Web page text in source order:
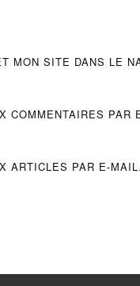
MON SITE DANS LE
COMMENTAIRES PAR
ARTICLES PAR E-MAIL.